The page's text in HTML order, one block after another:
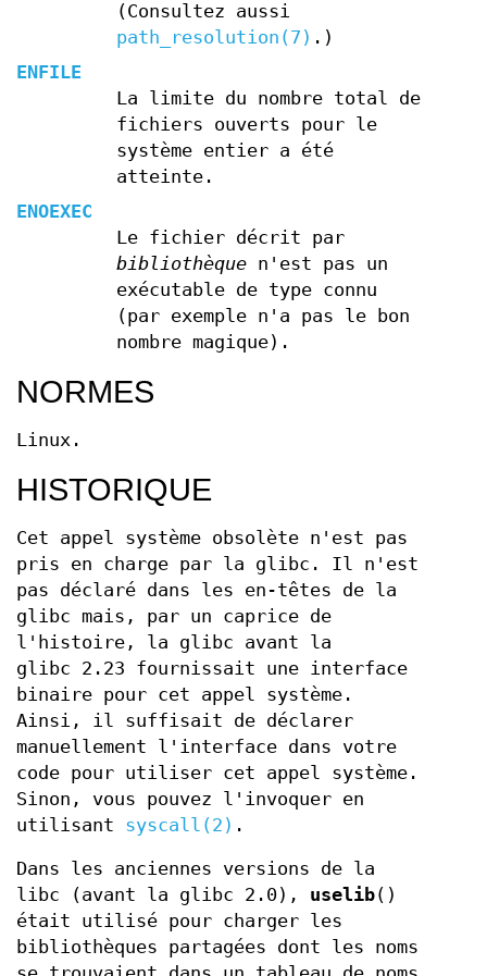
(Consultez aussi
path_resolution(7) .)
ENFILE
La limite du nombre total de
fichiers ouverts pour le
système entier a été
atteinte.
ENOEXEC
Le fichier décrit par
bibliothèquen'est pas un
exécutable de type connu
(par exemple n'a pas le bon
nombre magique).
NORMES
Linux.
HISTORIQUE
Cet appel système obsolète n'est pas
pris en charge par la glibc. Il n'est
pas déclaré dans les en-têtes de la
glibc mais, par un caprice de
l'histoire, la glibc avant la
glibc 2.23 fournissait une interface
binaire pour cet appel système.
Ainsi, il suffisait de déclarer
manuellement l'interface dans votre
code pour utiliser cet appel système.
Sinon, vous pouvez l'invoquer en
utilisant syscall(2) .
Dans les anciennes versions de la
libc (avant la glibc 2.0), uselib()
était utilisé pour charger les
bibliothèques partagées dont les noms